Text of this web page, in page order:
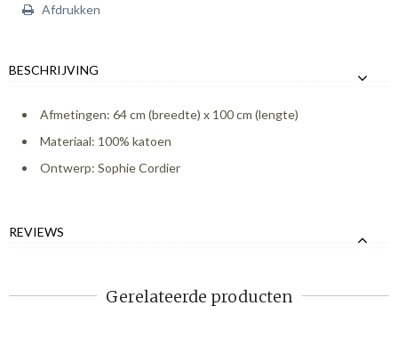
Afdrukken
BESCHRIJVING
Afmetingen: 64 cm (breedte) x 100 cm (lengte)
Materiaal: 100% katoen
Ontwerp: Sophie Cordier
REVIEWS
Gerelateerde producten